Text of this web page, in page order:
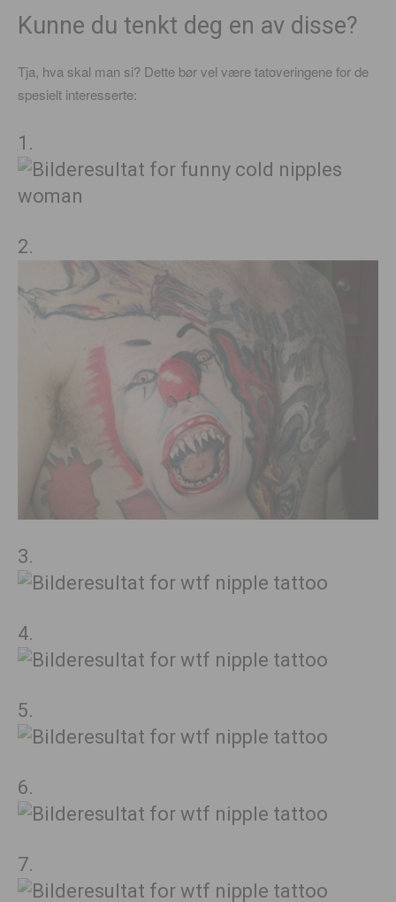
Kunne du tenkt deg en av disse?
Tja, hva skal man si? Dette bør vel være tatoveringene for de
spesielt interesserte:
1.
2.
3.
4.
5.
6.
7.